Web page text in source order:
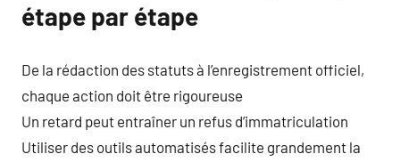
étape par étape
De la rédaction des statuts à l’enregistrement officiel,
chaque action doit être rigoureuse
Un retard peut entraîner un refus d’immatriculation
Utiliser des outils automatisés facilite grandement la